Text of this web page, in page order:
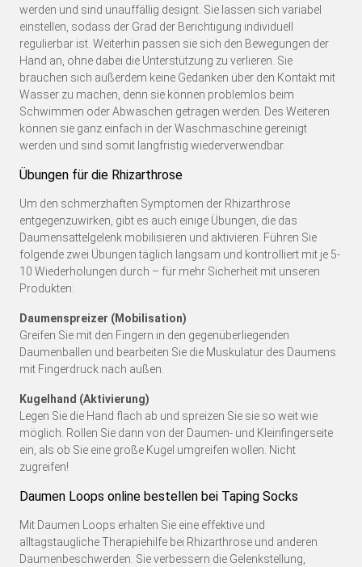
werden und sind unauffällig designt. Sie lassen sich variabel
einstellen, sodass der Grad der Berichtigung individuell
regulierbar ist. Weiterhin passen sie sich den Bewegungen der
Hand an, ohne dabei die Unterstützung zu verlieren. Sie
brauchen sich außerdem keine Gedanken über den Kontakt mit
Wasser zu machen, denn sie können problemlos beim
Schwimmen oder Abwaschen getragen werden. Des Weiteren
können sie ganz einfach in der Waschmaschine gereinigt
werden und sind somit langfristig wiederverwendbar.
Übungen für die Rhizarthrose
Um den schmerzhaften Symptomen der Rhizarthrose
entgegenzuwirken, gibt es auch einige Übungen, die das
Daumensattelgelenk mobilisieren und aktivieren. Führen Sie
folgende zwei Übungen täglich langsam und kontrolliert mit je 5-
10 Wiederholungen durch – für mehr Sicherheit mit unseren
Produkten:
Daumenspreizer (Mobilisation)
Greifen Sie mit den Fingern in den gegenüberliegenden
Daumenballen und bearbeiten Sie die Muskulatur des Daumens
mit Fingerdruck nach außen.
Kugelhand (Aktivierung)
Legen Sie die Hand flach ab und spreizen Sie sie so weit wie
möglich. Rollen Sie dann von der Daumen- und Kleinfingerseite
ein, als ob Sie eine große Kugel umgreifen wollen. Nicht
zugreifen!
Daumen Loops online bestellen bei Taping Socks
Mit Daumen Loops erhalten Sie eine effektive und
alltagstaugliche Therapiehilfe bei Rhizarthrose und anderen
Daumenbeschwerden. Sie verbessern die Gelenkstellung,